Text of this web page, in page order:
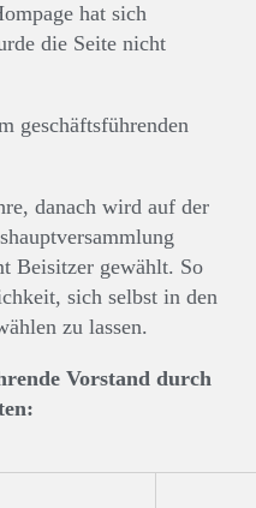
hat sich
die Seite nicht
geschäftsführenden
danach wird auf der
Beisitzer gewählt. So
sich selbst in den
zu lassen.
Vorstand durch